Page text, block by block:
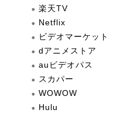
楽天TV
Netflix
ビデオマーケット
dアニメストア
auビデオパス
スカパー
WOWOW
Hulu